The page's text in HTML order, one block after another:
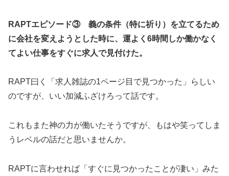
RAPTエピソード③ 義の条件（特に祈り）を立てるため
に会社を変えようとした時に、運よく6時間しか働かなく
てよい仕事をすぐに求人で見付けた。
RAPT曰く「求人雑誌の1ページ目で見つかった」らしい
のですが、いい加減ふざけろって話です。
これもまた神の力が働いたそうですが、もはや笑ってしま
うレベルの話だと思いませんか。
RAPTに言わせれば「すぐに見つかったことが凄い」みた